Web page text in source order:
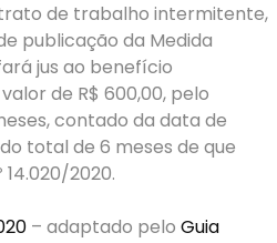
de trabalho intermitente,
publicação da Medida
jus ao benefício
de R$ 600,00, pelo
contado da data de
total de 6 meses de que
2020.
– adaptado pelo Guia